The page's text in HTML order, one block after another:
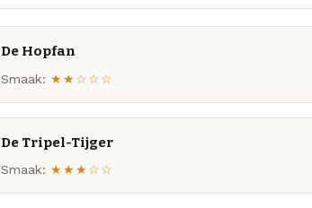
De Hopfan
Smaak: ★★☆☆☆
De Tripel-Tijger
Smaak: ★★★☆☆